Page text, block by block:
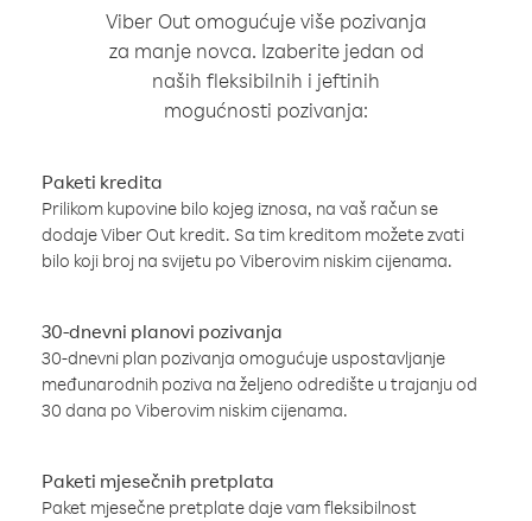
Viber Out omogućuje više pozivanja
za manje novca. Izaberite jedan od
naših fleksibilnih i jeftinih
mogućnosti pozivanja:
Paketi kredita
Prilikom kupovine bilo kojeg iznosa, na vaš račun se
dodaje Viber Out kredit. Sa tim kreditom možete zvati
bilo koji broj na svijetu po Viberovim niskim cijenama.
30-dnevni planovi pozivanja
30-dnevni plan pozivanja omogućuje uspostavljanje
međunarodnih poziva na željeno odredište u trajanju od
30 dana po Viberovim niskim cijenama.
Paketi mjesečnih pretplata
Paket mjesečne pretplate daje vam fleksibilnost